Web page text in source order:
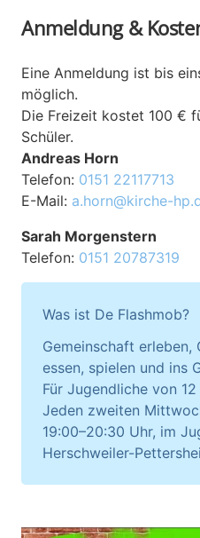
Anmeldung &
Eine Anmeldung ist bis
möglich.
Die Freizeit kostet 100 €
Schüler.
Andreas Horn
Telefon: 0151 22117713
E-Mail: a.horn@kirche-
Sarah Morgenstern
Telefon: 0151 20787319
Was ist De Flashmob?
Gemeinschaft erleben,
essen, spielen und ins
Für Jugendliche von
Jeden zweiten
19:00–20:30 Uhr, im
Herschweiler-